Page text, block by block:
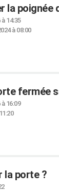
la poignée
à 14:35
à 08:00
fermée
16:09
la porte ?